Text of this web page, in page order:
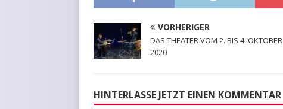
VORHERIGER
DAS THEATER VOM 2. BIS 4. OKTOBER
2020
HINTERLASSE JETZT EINEN KOMMENTAR